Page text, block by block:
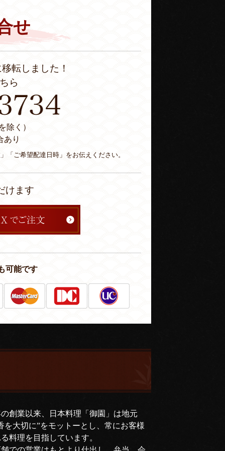
せ
転しました！
ら
除く）
あり
「ご希望配達日時」をお伝えください。
けます
可能です
創業以来、日本料理「御園」は地元
を大切に”をモットーとし、常にお客様
料理を目指しています。